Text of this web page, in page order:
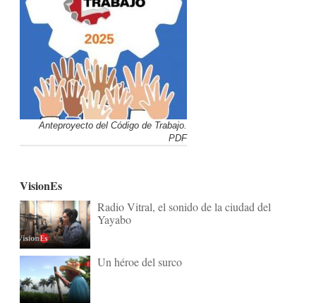
Anteproyecto del Código de Trabajo.
PDF
VisionEs
Radio Vitral, el sonido de la ciudad del
Yayabo
Un héroe del surco